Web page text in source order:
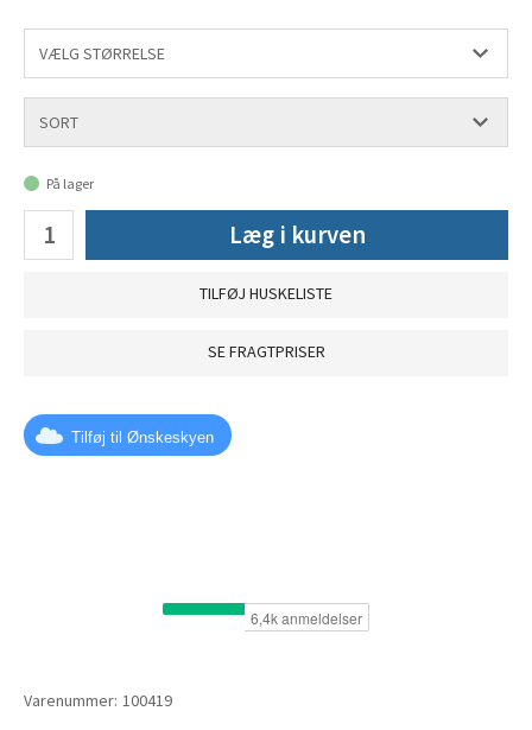
På lager
Læg i kurven
TILFØJ HUSKELISTE
SE FRAGTPRISER
Tilføj til Ønskeskyen
Varenummer: 100419